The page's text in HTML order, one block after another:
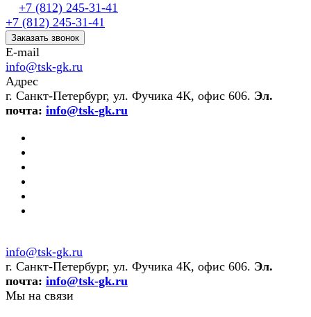
+7 (812) 245-31-41
+7 (812) 245-31-41
Заказать звонок
E-mail
info@tsk-gk.ru
Адрес
г. Санкт-Петербург, ул. Фучика 4К, офис 606. Эл.
почта: info@tsk-gk.ru
info@tsk-gk.ru
г. Санкт-Петербург, ул. Фучика 4К, офис 606. Эл.
почта: info@tsk-gk.ru
Мы на связи